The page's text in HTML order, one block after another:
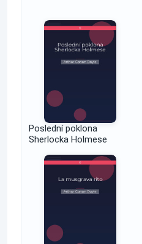
Poslední poklona
Sherlocka Holmese